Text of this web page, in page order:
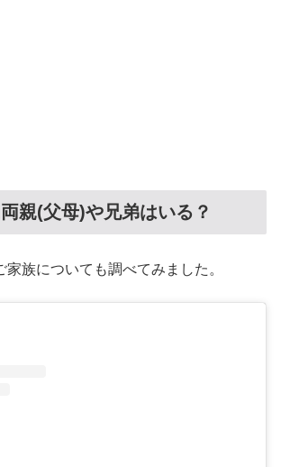
親(父母)や兄弟はいる？
家族についても調べてみました。